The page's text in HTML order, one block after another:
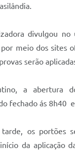
divulgou
meio dos sites
serão
a abertura
fechado ás 8h40
os portões
da aplicação